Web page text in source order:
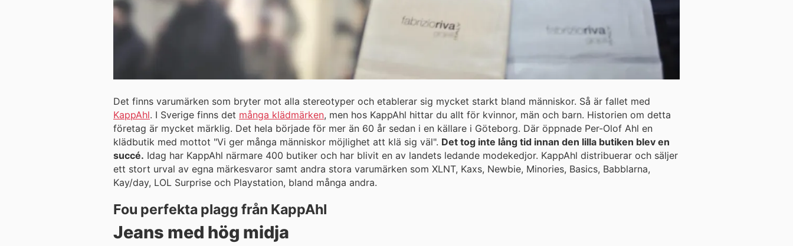
Det finns varumärken som bryter mot alla stereotyper och etablerar sig mycket starkt bland människor. Så är fallet med
KappAhl. I Sverige finns det många klädmärken, men hos KappAhl hittar du allt för kvinnor, män och barn. Historien om detta
företag är mycket märklig. Det hela började för mer än 60 år sedan i en källare i Göteborg. Där öppnade Per-Olof Ahl en
klädbutik med mottot "Vi ger många människor möjlighet att klä sig väl". Det tog inte lång tid innan den lilla butiken blev en
succé. Idag har KappAhl närmare 400 butiker och har blivit en av landets ledande modekedjor. KappAhl distribuerar och säljer
ett stort urval av egna märkesvaror samt andra stora varumärken som XLNT, Kaxs, Newbie, Minories, Basics, Babblarna,
Kay/day, LOL Surprise och Playstation, bland många andra.
Fou perfekta plagg från KappAhl
Jeans med hög midja